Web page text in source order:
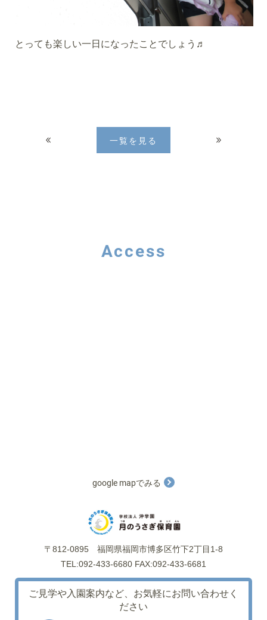
とっても楽しい一日になったことでしょう♬
一覧を見る
Access
google mapでみる
〒812-0895 福岡県福岡市博多区竹下2丁目1-8
TEL:092-433-6680 FAX:092-433-6681
ご見学や入園案内など、 お気軽にお問い合わせく
ださい